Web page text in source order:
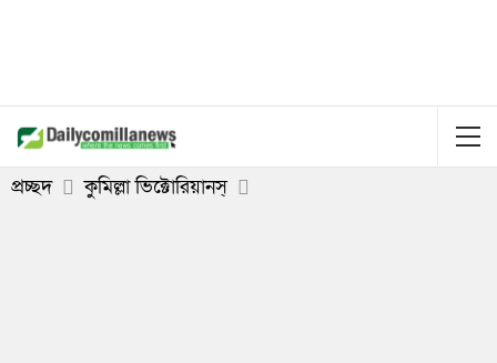
প্রচ্ছদ কুমিল্লা ভিক্টোরিয়ানস্